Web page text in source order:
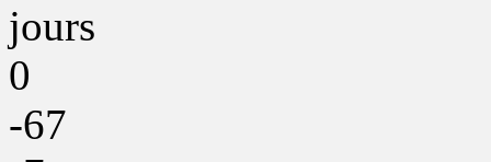
jours
0
-67